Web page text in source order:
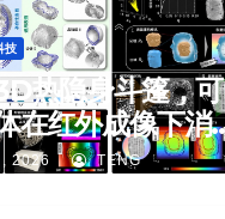
技
热隐身斗篷，可
在红外成像下消
2026 TENG